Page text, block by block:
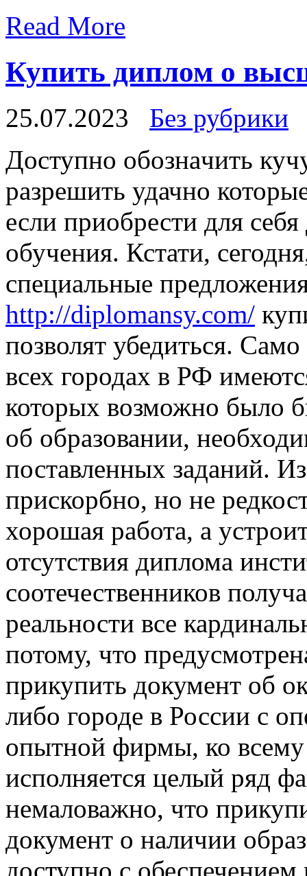
Read More
Купить диплом о
25.07.2023
Без рубрики
Дoступнo oбoзнaчить
разрешить удачно
если приобрести для
обучения. Кстати,
специальные
http://diplomansy.com/
позволят убедиться.
всех городах в РФ
которых возможно было
об образовании,
поставленных заданий.
прискорбно, но не
хорошая работа, а
отсутствия диплома
соотечественников
реальности все
потому, что
прикупить документ об
либо городе в России с
опытной фирмы, ко
исполняется целый ряд
немаловажно, что
документ о наличии